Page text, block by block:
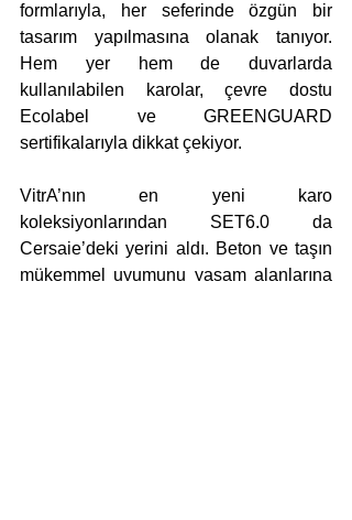
formlarıyla, her seferinde özgün bir
tasarım yapılmasına olanak tanıyor.
Hem yer hem de duvarlarda
kullanılabilen karolar, çevre dostu
Ecolabel ve GREENGUARD
sertifikalarıyla dikkat çekiyor.
VitrA’nın en yeni karo
koleksiyonlarından SET6.0 da
Cersaie’deki yerini aldı. Beton ve taşın
mükemmel uyumunu yaşam alanlarına